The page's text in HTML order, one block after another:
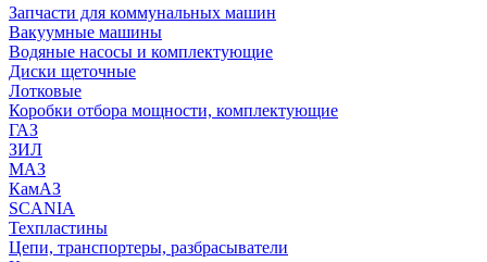
Запчасти для коммунальных машин
Вакуумные машины
Водяные насосы и комплектующие
Диски щеточные
Лотковые
Коробки отбора мощности, комплектующие
ГАЗ
ЗИЛ
МАЗ
КамАЗ
SCANIA
Техпластины
Цепи, транспортеры, разбрасыватели